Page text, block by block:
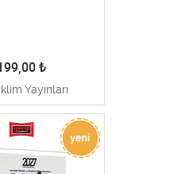
₺
Yayınları